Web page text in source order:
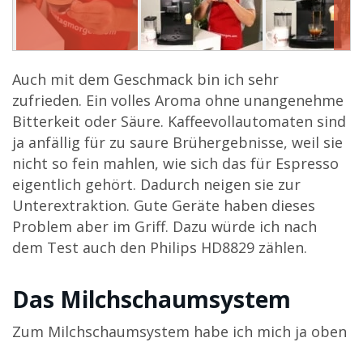
Auch mit dem Geschmack bin ich sehr
zufrieden. Ein volles Aroma ohne unangenehme
Bitterkeit oder Säure. Kaffeevollautomaten sind
ja anfällig für zu saure Brühergebnisse, weil sie
nicht so fein mahlen, wie sich das für Espresso
eigentlich gehört. Dadurch neigen sie zur
Unterextraktion. Gute Geräte haben dieses
Problem aber im Griff. Dazu würde ich nach
dem Test auch den Philips HD8829 zählen.
Das Milchschaumsystem
Zum Milchschaumsystem habe ich mich ja oben